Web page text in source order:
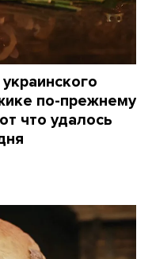
по-прежнему
что удалось